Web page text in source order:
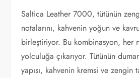
Saltica Leather 7000, tütünün
notalarını, kahvenin yoğun ve
birleştiriyor. Bu kombinasyon, her
yolculuğa çıkarıyor. Tütünün
yapısı, kahvenin kremsi ve zengin